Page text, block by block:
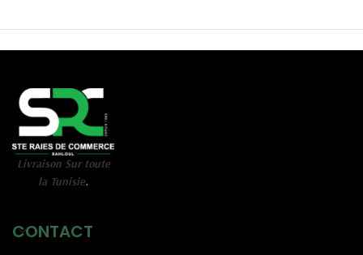
Livraison Sur toute
la Tunisie.
CONTACT